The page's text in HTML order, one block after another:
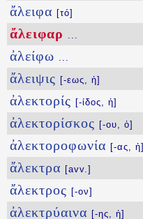
ἄλειφα [τό]
ἄλειφαρ ...
ἀλείφω ...
ἄλειψις [-εως, ἡ]
ἀλεκτορίς [-ίδος, ἡ]
ἀλεκτορίσκος [-ου, ὁ]
ἀλεκτοροφωνία [-ας, ἡ]
ἄλεκτρα [avv.]
ἄλεκτρος [-ον]
ἀλεκτρύαινα [-ης, ἡ]